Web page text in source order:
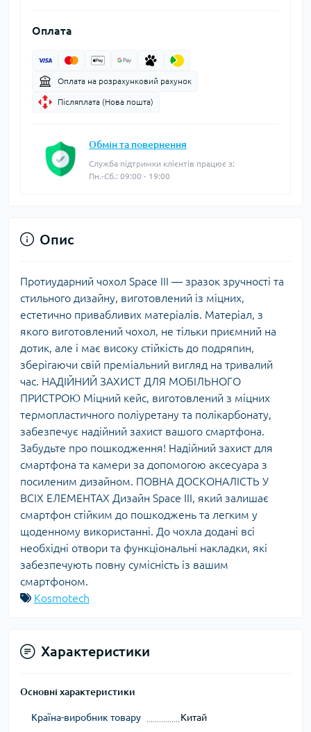
Оплата
Оплата на розрахунковий рахунок
Післяплата (Нова пошта)
Обмін та повернення
Служба підтримки клієнтів працює з:
Пн.-Сб.: 09:00 - 19:00
Опис
Протиударний чохол Space III — зразок зручності та
стильного дизайну, виготовлений із міцних,
естетично привабливих матеріалів. Матеріал, з
якого виготовлений чохол, не тільки приємний на
дотик, але і має високу стійкість до подряпин,
зберігаючи свій преміальний вигляд на тривалий
час. НАДІЙНИЙ ЗАХИСТ ДЛЯ МОБІЛЬНОГО
ПРИСТРОЮ Міцний кейс, виготовлений з міцних
термопластичного поліуретану та полікарбонату,
забезпечує надійний захист вашого смартфона.
Забудьте про пошкодження! Надійний захист для
смартфона та камери за допомогою аксесуара з
посиленим дизайном. ПОВНА ДОСКОНАЛІСТЬ У
ВСІХ ЕЛЕМЕНТАХ Дизайн Space III, який залишає
смартфон стійким до пошкоджень та легким у
щоденному використанні. До чохла додані всі
необхідні отвори та функціональні накладки, які
забезпечують повну сумісність із вашим
смартфоном.
Kosmotech
Характеристики
Основні характеристики
Країна-виробник товару Китай